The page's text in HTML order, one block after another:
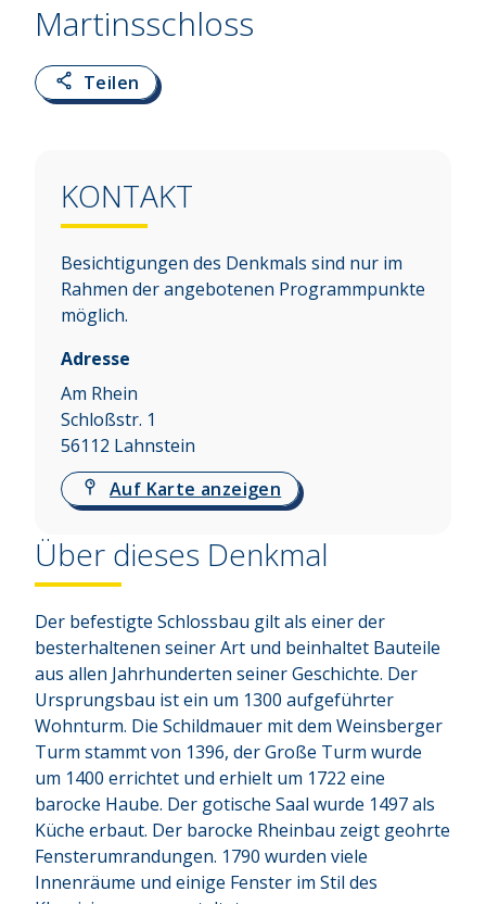
Martinsschloss
Teilen
KONTAKT
Besichtigungen des Denkmals sind nur im
Rahmen der angebotenen Programmpunkte
möglich.
Adresse
Am Rhein
Schloßstr. 1
56112 Lahnstein
Auf Karte anzeigen
Über dieses Denkmal
Der befestigte Schlossbau gilt als einer der
besterhaltenen seiner Art und beinhaltet Bauteile
aus allen Jahrhunderten seiner Geschichte. Der
Ursprungsbau ist ein um 1300 aufgeführter
Wohnturm. Die Schildmauer mit dem Weinsberger
Turm stammt von 1396, der Große Turm wurde
um 1400 errichtet und erhielt um 1722 eine
barocke Haube. Der gotische Saal wurde 1497 als
Küche erbaut. Der barocke Rheinbau zeigt geohrte
Fensterumrandungen. 1790 wurden viele
Innenräume und einige Fenster im Stil des